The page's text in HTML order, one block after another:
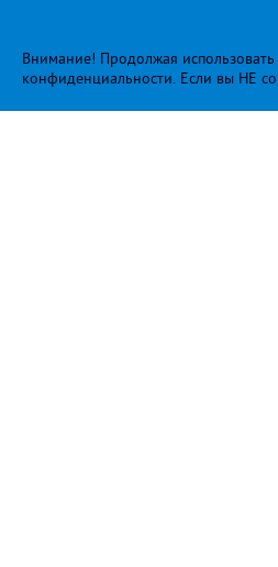
Внимание! Продолжая
конфиденциальности. Если вы НЕ